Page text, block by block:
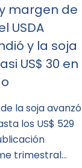
margen de
USDA
y la soja
US$ 30 en
la soja avanzó
los US$ 529
trimestral…